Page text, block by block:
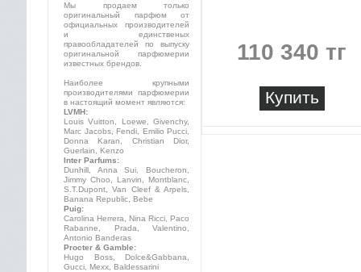
110 340 тг
Купить
Мы продаем только
оригинальный парфюм от
официальных производителей
и единственых
правообладателей по выпуску
оригинальной парфюмерии
известных брендов.
Наиболее крупными
производителями парфюмерии
в настоящий момент являются:
LVMH:
Louis Vuitton, Loewe, Givenchy,
Marc Jacobs, Fendi, Emilio Pucci,
Donna Karan, Christian Dior,
Guerlain, Kenzo
Inter Parfums:
Dunhill, Anna Sui, Boucheron,
Jimmy Choo, Lanvin, Montblanc,
S.T.Dupont, Van Cleef & Arpels,
Banana Republic, Bebe
Puig:
Carolina Herrera, Nina Ricci, Paco
Rabanne, Prada, Valentino,
Antonio Banderas
Procter & Gamble:
Hugo Boss, Dolce&Gabbana,
Gucci, Mexx, Baldessarini